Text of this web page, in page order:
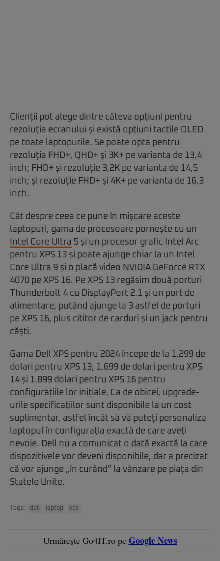
Clienții pot alege dintre câteva opțiuni pentru
rezoluția ecranului și există opțiuni tactile OLED
pe toate laptopurile. Se poate opta pentru
rezoluția FHD+, QHD+ și 3K+ pe varianta de 13,4
inch; FHD+ și rezoluție 3,2K pe varianta de 14,5
inch; și rezoluție FHD+ și 4K+ pe varianta de 16,3
inch.
Cât despre ceea ce pune în mișcare aceste
laptopuri, gama de procesoare pornește cu un
Intel Core Ultra 5 și un procesor grafic Intel Arc
pentru XPS 13 și poate ajunge chiar la un Intel
Core Ultra 9 și o placă video NVIDIA GeForce RTX
4070 pe XPS 16. Pe XPS 13 regăsim două porturi
Thunderbolt 4 cu DisplayPort 2.1 și un port de
alimentare, putând ajunge la 3 astfel de porturi
pe XPS 16, plus cititor de carduri și un jack pentru
căști.
Gama Dell XPS pentru 2024 începe de la 1.299 de
dolari pentru XPS 13, 1.699 de dolari pentru XPS
14 și 1.899 dolari pentru XPS 16 pentru
configurațiile lor inițiale. Ca de obicei, upgrade-
urile specificațiilor sunt disponibile la un cost
suplimentar, astfel încât să vă puteți personaliza
laptopul în configurația exactă de care aveți
nevoie. Dell nu a comunicat o dată exactă la care
dispozitivele vor deveni disponibile, dar a precizat
că vor ajunge „în curând” la vânzare pe piața din
Statele Unite.
Tags: dell laptop xps
Urmărește Go4IT.ro pe Google News